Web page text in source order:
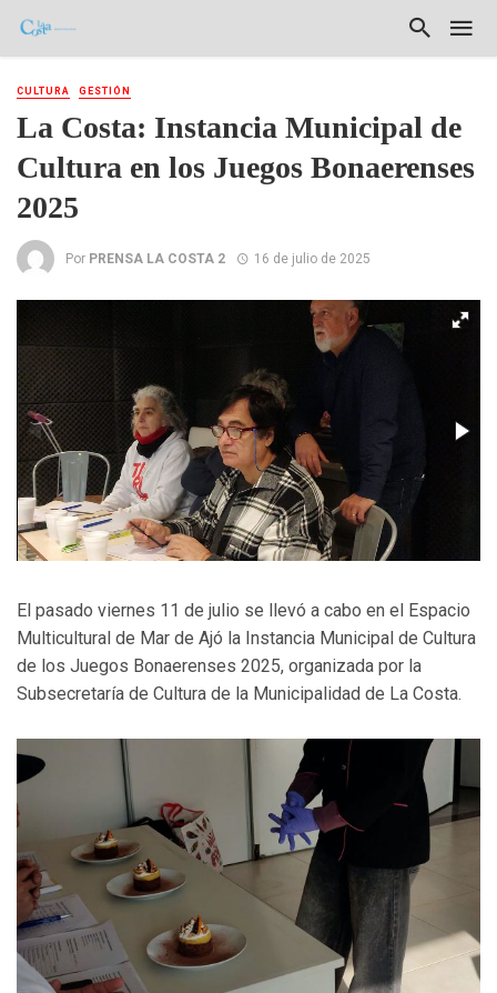
CULTURA GESTIÓN
La Costa: Instancia Municipal de
Cultura en los Juegos Bonaerenses
2025
Por PRENSA LA COSTA 2 16 de julio de 2025
El pasado viernes 11 de julio se llevó a cabo en el Espacio
Multicultural de Mar de Ajó la Instancia Municipal de Cultura
de los Juegos Bonaerenses 2025, organizada por la
Subsecretaría de Cultura de la Municipalidad de La Costa.